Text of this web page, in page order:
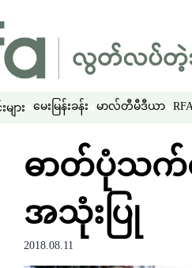
ော်ရန်
ျား မေးမြန်းခန်း မာလ်တီမီဒီယာ
ဓာတ်ပုံသက်
အသုံးပြု
2018.08.11